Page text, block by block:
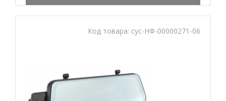
Код товара: cyc-НФ-00000271-06